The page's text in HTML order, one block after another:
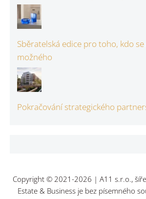
Sběratelská edice pro toho, kdo
možného
Pokračování strategického
Copyright © 2021-2026 | A11 s.r.o.,
Estate & Business je bez písemného